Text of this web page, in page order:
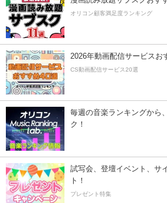
オリコン顧客満足度ランキング
2026年動画配信サービスお
CS動画配信サービス20選
毎週の音楽ランキングから
ク！
試写会、登壇イベント、サ
ト！
プレゼント特集